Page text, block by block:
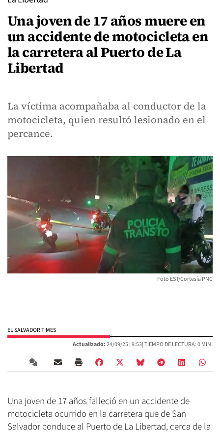
Una joven de 17 años muere en
un accidente de motocicleta en
la carretera al Puerto de La
Libertad
La víctima acompañaba al conductor de la
motocicleta, quien resultó lesionado en el
percance.
Foto EST/Cortesía PNC
EL SALVADOR TIMES
Actualizado:24/09/25 |9:53| TIEMPO DE LECTURA: 0 MIN.
Una joven de 17 años falleció en un accidente de
motocicleta ocurrido en la carretera que de San
Salvador conduce al Puerto de La Libertad, cerca de la